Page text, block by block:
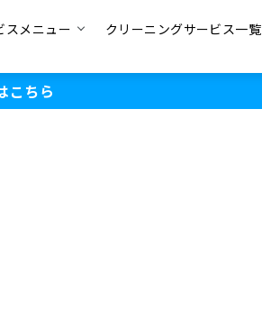
スメニュー クリーニングサービス一覧
こちら